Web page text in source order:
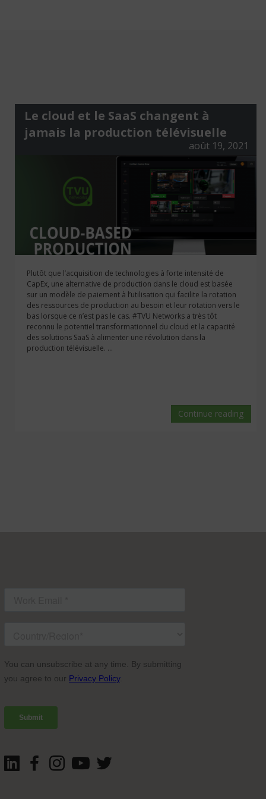
Le cloud et le SaaS changent à
jamais la production télévisuelle
août 19, 2021
Plutôt que l’acquisition de technologies à forte intensité de
CapEx, une alternative de production dans le cloud est basée
sur un modèle de paiement à l’utilisation qui facilite la rotation
des ressources de production au besoin et leur rotation vers le
bas lorsque ce n’est pas le cas. #TVU Networks a très tôt
reconnu le potentiel transformationnel du cloud et la capacité
des solutions SaaS à alimenter une révolution dans la
production télévisuelle. ...
Continue reading